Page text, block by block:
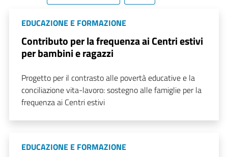
EDUCAZIONE E FORMAZIONE
Contributo per la frequenza ai Centri estivi
per bambini e ragazzi
Progetto per il contrasto alle povertà educative e la
conciliazione vita-lavoro: sostegno alle famiglie per la
frequenza ai Centri estivi
EDUCAZIONE E FORMAZIONE